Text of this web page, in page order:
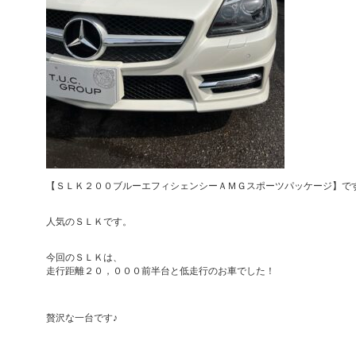
【ＳＬＫ２００ブルーエフィシェンシーＡＭＧスポーツパッケージ】で
人気のＳＬＫです。
今回のＳＬＫは、
走行距離２０，０００前半台と低走行のお車でした！
贅沢な一台です♪